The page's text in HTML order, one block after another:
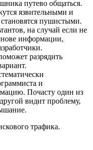
путево общаться.
язвительными и
пушистыми.
на случай если не
информации,
разрядить
и
Почасту один из
видит проблему,
трафика.